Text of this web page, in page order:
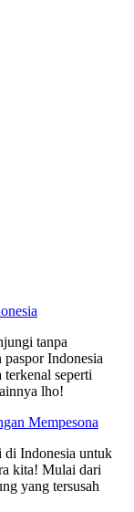
tanpa
Indonesia
terkenal seperti
lho!
Mempesona
di Indonesia untuk
kita! Mulai dari
yang tersusah